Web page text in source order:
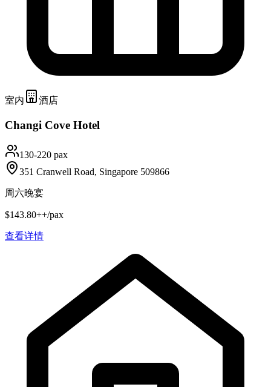
室内 酒店
Changi Cove Hotel
130-220 pax
351 Cranwell Road, Singapore 509866
周六晚宴
$143.80++/pax
查看详情